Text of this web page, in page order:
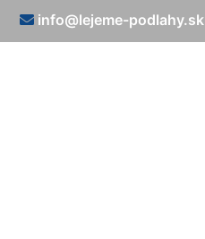
info@lejeme-podlahy.sk